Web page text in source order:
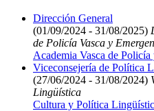
Dirección General
(01/09/2024 - 31/08/2025)
de Policía Vasca y
Academia Vasca de
Viceconsejería de Política
(27/06/2024 - 31/08/2024)
Lingüística
Cultura y Política